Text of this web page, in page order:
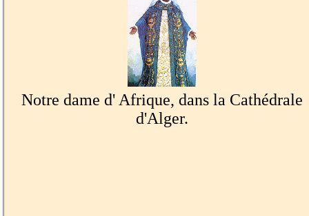
Notre dame d' Afrique, dans la Cathédrale
d'Alger.